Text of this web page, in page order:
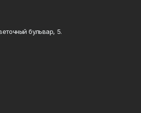
бульвар, 5.